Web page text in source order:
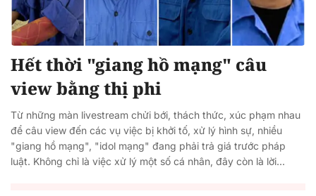
Hết thời "giang hồ mạng" câu
view bằng thị phi
Từ những màn livestream chửi bới, thách thức, xúc phạm nhau
để câu view đến các vụ việc bị khởi tố, xử lý hình sự, nhiều
"giang hồ mạng", "idol mạng" đang phải trả giá trước pháp
luật. Không chỉ là việc xử lý một số cá nhân, đây còn là lời...